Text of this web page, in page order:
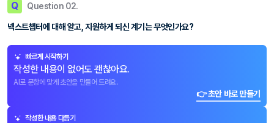
Q Question 02.
넥스트챕터에 대해 알고, 지원하게 되신 계기는 무엇인가요?
빠르게 시작하기
작성한 내용이 없어도 괜찮아요.
AI로 문항에 맞게 초안을 만들어 드려요.
👉 초안 바로 만들기
작성한 내용 다듬기